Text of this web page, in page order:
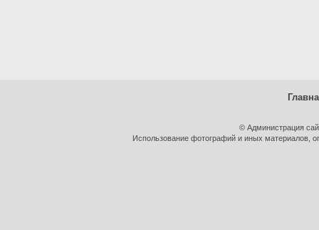
© Администрация
Использование фотографий и иных материалов,